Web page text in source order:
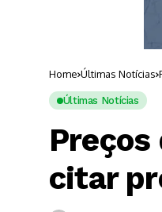
Home Últimas Notícias
Últimas Notícias
Preços
citar